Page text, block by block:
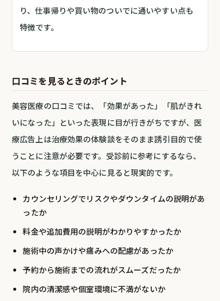
り、仕事帰りや買い物のついでに通いやすい点も
特徴です。
口コミを見るときのポイント
美容医療の口コミでは、「効果があった」「肌がきれ
いになった」といった表現に目が行きがちですが、医
療広告上は治療効果の体験談をそのまま誘引目的で使
うことに注意が必要です。受診前に参考にするなら、
以下のような項目を中心に見ると現実的です。
カウンセリングでリスクやダウンタイムの説明があ
ったか
料金や追加費用の説明がわかりやすかったか
施術中の声かけや痛みへの配慮があったか
予約から施術までの流れがスムーズだったか
院内の清潔感や個室環境に不満がないか